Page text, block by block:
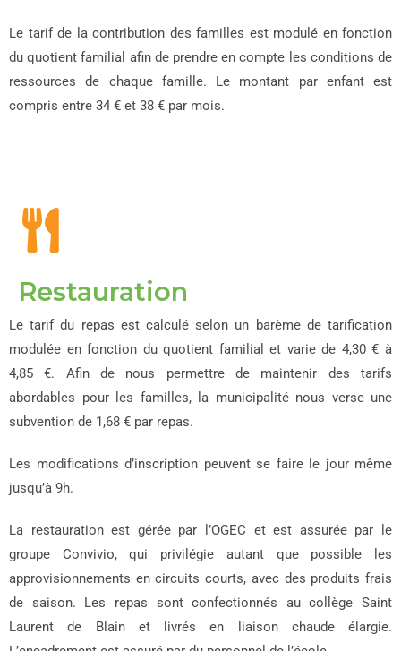
Le tarif de la contribution des familles est modulé en fonction
du quotient familial afin de prendre en compte les conditions de
ressources de chaque famille. Le montant par enfant est
compris entre 34 € et 38 € par mois.
Restauration
Le tarif du repas est calculé selon un barème de tarification
modulée en fonction du quotient familial et varie de 4,30 € à
4,85 €. Afin de nous permettre de maintenir des tarifs
abordables pour les familles, la municipalité nous verse une
subvention de 1,68 € par repas.
Les modifications d’inscription peuvent se faire le jour même
jusqu’à 9h.
La restauration est gérée par l’OGEC et est assurée par le
groupe Convivio, qui privilégie autant que possible les
approvisionnements en circuits courts, avec des produits frais
de saison. Les repas sont confectionnés au collège Saint
Laurent de Blain et livrés en liaison chaude élargie.